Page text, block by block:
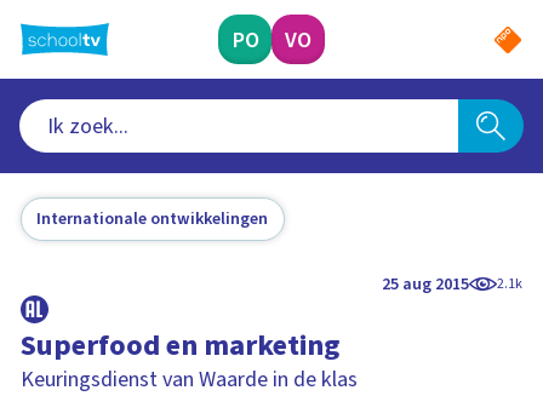
naar
hoofdinhoud
PO VO
Internationale ontwikkelingen
25 aug 2015 2.1k
Superfood en marketing
Keuringsdienst van Waarde in de klas